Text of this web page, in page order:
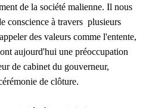
de la société malienne. Il nous
conscience à travers plusieurs
des valeurs comme l'entente,
aujourd'hui une préoccupation
de cabinet du gouverneur,
de clôture.